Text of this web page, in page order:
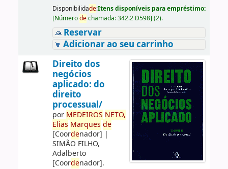
Disponibilidade:Itens disponíveis para empréstimo:
[Númerodechamada:342.2 D598] (2).
Reservar
Adicionar ao seu carrinho
Direito dos
negócios
aplicado: do
direito
processual/
por MEDEIROS NETO,
Elias Marques de
[Coordenador] |
SIMÃO FILHO,
Adalberto
[Coordenador].